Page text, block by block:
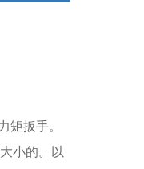
矩扳手。
小的。以